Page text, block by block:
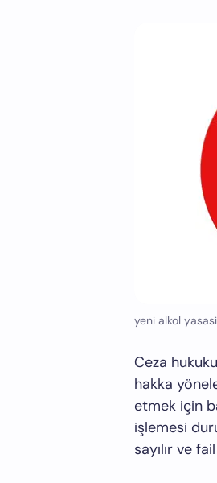
yeni alkol
Ceza
hakka
etmek için
işlemesi
sayılır ve